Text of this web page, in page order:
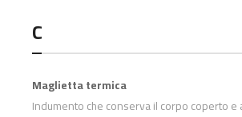
C
Maglietta termica
Indumento che conserva il corpo coperto